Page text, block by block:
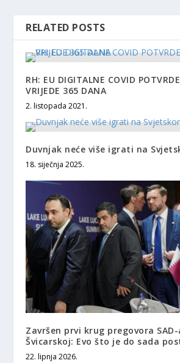
RELATED POSTS
RH: EU DIGITALNE COVID
VRIJEDE 365 DANA
2. listopada 2021.
Duvnjak neće više igrati na
18. siječnja 2025.
Završen prvi krug pregovora
Švicarskoj: Evo što je do sada
22. lipnja 2026.